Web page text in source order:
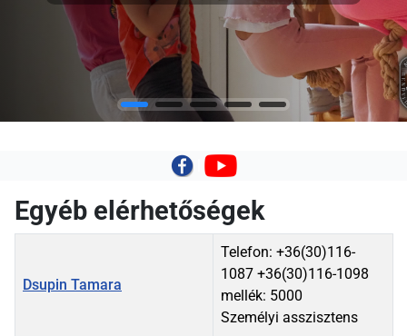
Egyéb elérhetőségek
Dsupin Tamara
Telefon: +36(30)116-
1087 +36(30)116-1098
mellék: 5000
Személyi asszisztens